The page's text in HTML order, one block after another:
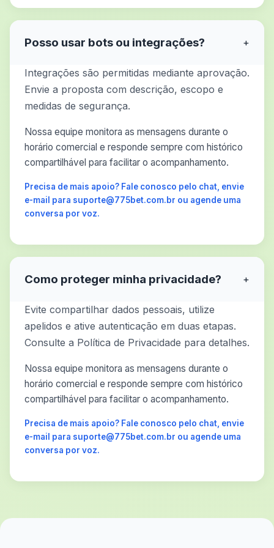
Posso usar bots ou integrações? +
Integrações são permitidas mediante aprovação.
Envie a proposta com descrição, escopo e
medidas de segurança.
Nossa equipe monitora as mensagens durante o
horário comercial e responde sempre com histórico
compartilhável para facilitar o acompanhamento.
Precisa de mais apoio? Fale conosco pelo chat, envie
e-mail para suporte@775bet.com.br ou agende uma
conversa por voz.
Como proteger minha privacidade? +
Evite compartilhar dados pessoais, utilize
apelidos e ative autenticação em duas etapas.
Consulte a Política de Privacidade para detalhes.
Nossa equipe monitora as mensagens durante o
horário comercial e responde sempre com histórico
compartilhável para facilitar o acompanhamento.
Precisa de mais apoio? Fale conosco pelo chat, envie
e-mail para suporte@775bet.com.br ou agende uma
conversa por voz.